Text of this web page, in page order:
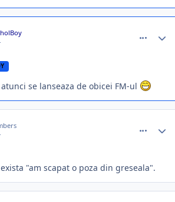
se lanseaza de obicei FM-ul
"am scapat o poza din greseala".